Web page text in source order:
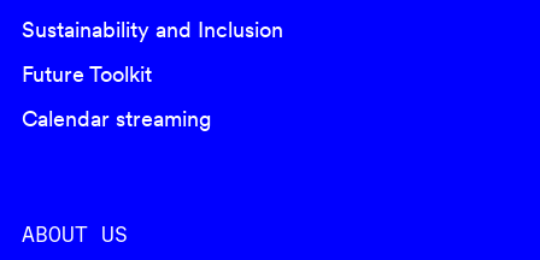
Sustainability and Inclusion
Future Toolkit
Calendar streaming
ABOUT US